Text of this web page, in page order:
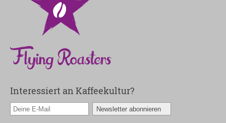
Interessiert an Kaffeekultur?